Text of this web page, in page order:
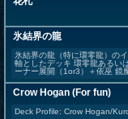
氷結界の龍
氷結界の龍（特に環零龍）の
軸としたデッキ 環零龍あるい
ーナー展開（1or3）＋依巫 鏡
Crow Hogan (For fun)
Deck Profile: Crow Hogan/